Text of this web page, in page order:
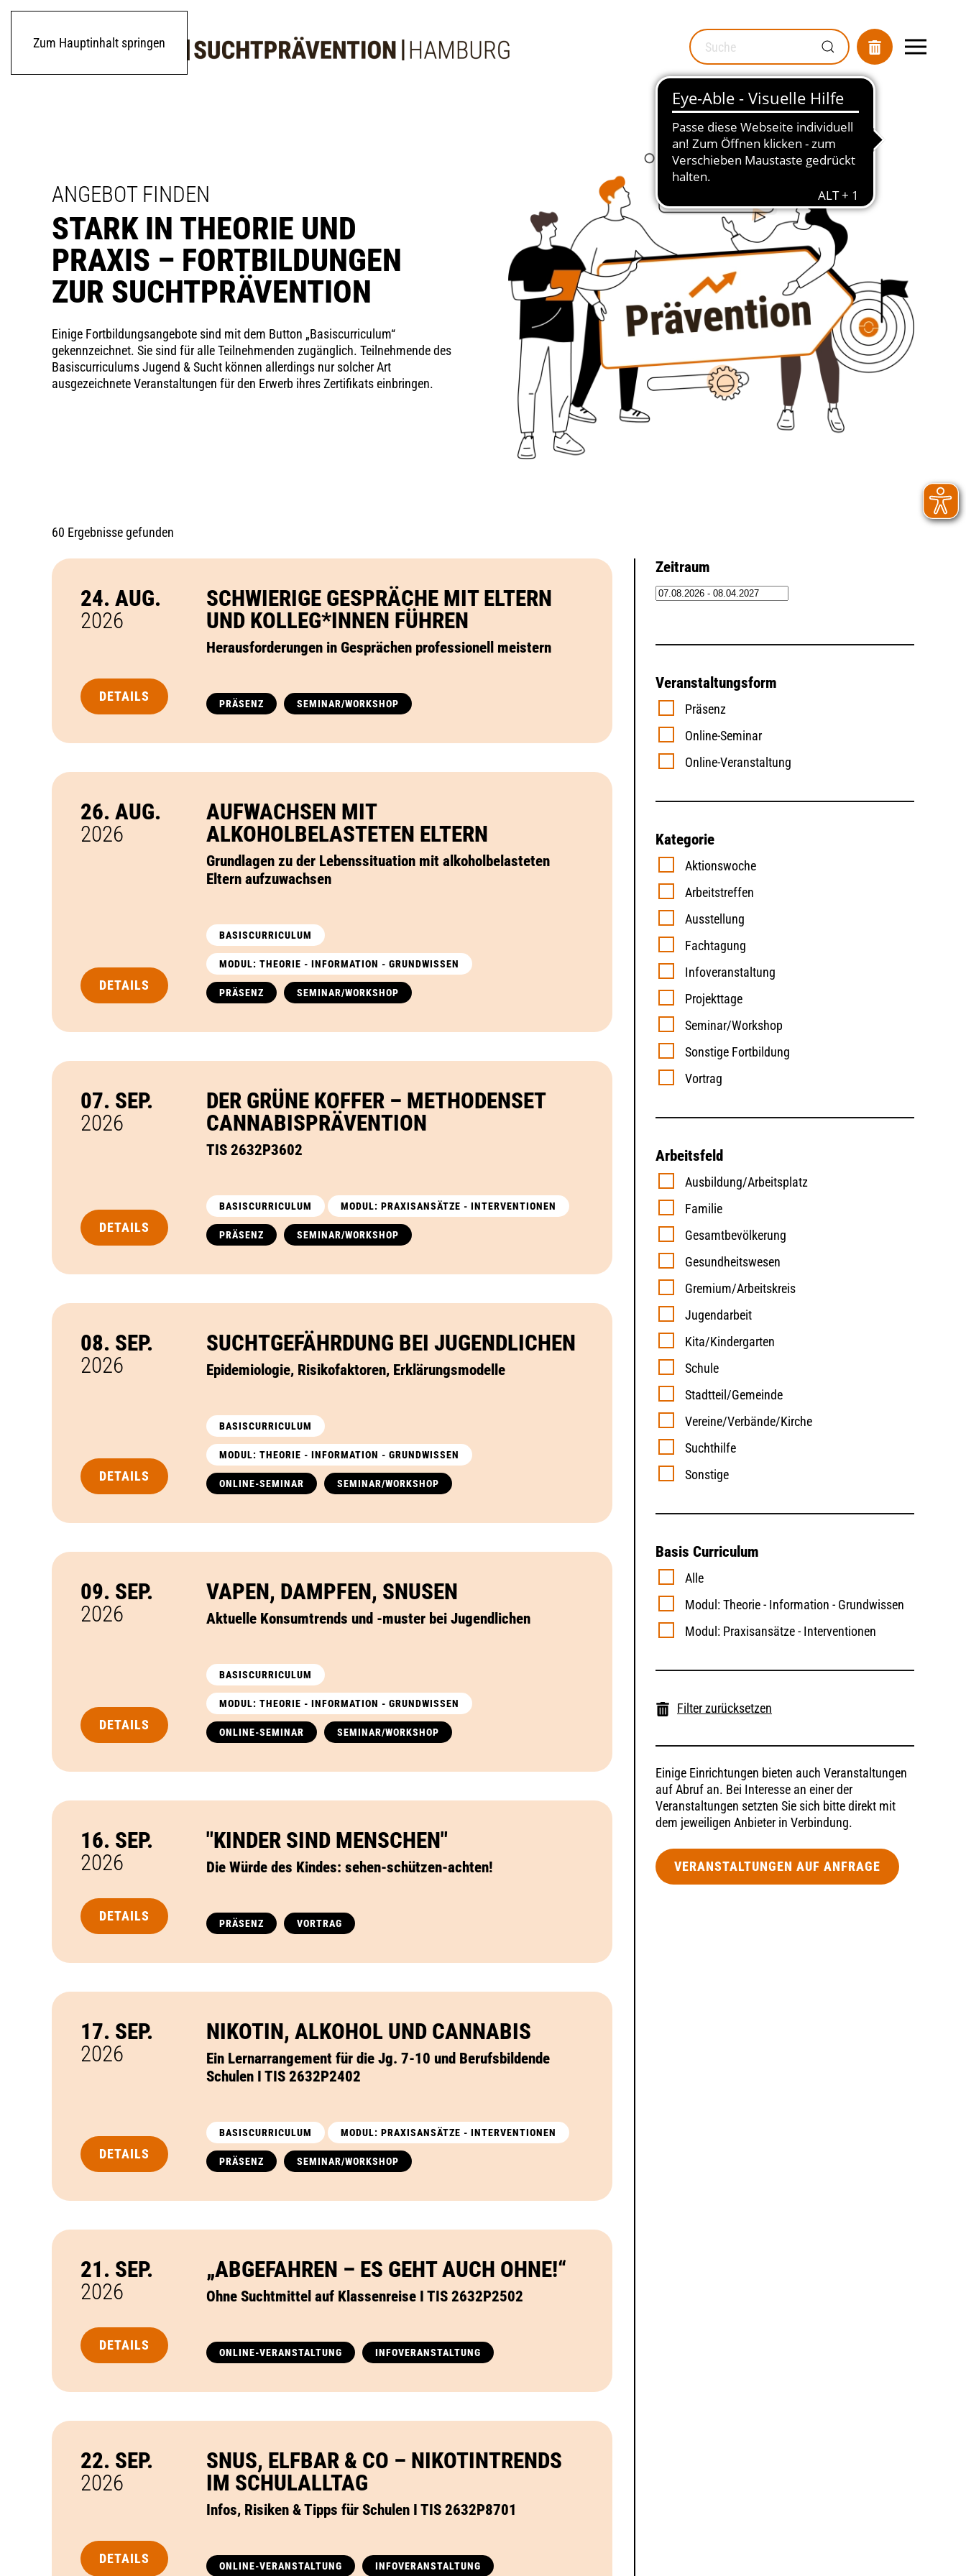
Zum Hauptinhalt springen MOD_GESUNDHEITSWEGWEISER_SEARCH_LABEL
ANGEBOT FINDEN
STARK IN THEORIE UND
PRAXIS – FORTBILDUNGEN
ZUR SUCHT­PRÄVENTION
Einige Fortbildungsangebote sind mit dem Button „Basiscurriculum“
gekennzeichnet. Sie sind für alle Teilnehmenden zugänglich. Teilnehmende des
Basiscurriculums Jugend & Sucht können allerdings nur solcher Art
ausgezeichnete Veranstaltungen für den Erwerb ihres Zertifikats einbringen.
60 Ergebnisse gefunden
24. AUG.
2026
DETAILS
SCHWIERIGE GESPRÄCHE MIT ELTERN
UND KOLLEG*INNEN FÜHREN
Herausforderungen in Gesprächen professionell meistern
PRÄSENZ SEMINAR/WORKSHOP
26. AUG.
2026
DETAILS
AUFWACHSEN MIT
ALKOHOLBELASTETEN ELTERN
Grundlagen zu der Lebenssituation mit alkoholbelasteten
Eltern aufzuwachsen
BASISCURRICULUM
MODUL: THEORIE - INFORMATION - GRUNDWISSEN
PRÄSENZ SEMINAR/WORKSHOP
07. SEP.
2026
DETAILS
DER GRÜNE KOFFER – METHODENSET
CANNABISPRÄVENTION
TIS 2632P3602
BASISCURRICULUM MODUL: PRAXISANSÄTZE - INTERVENTIONEN
PRÄSENZ SEMINAR/WORKSHOP
08. SEP.
2026
DETAILS
SUCHTGEFÄHRDUNG BEI JUGENDLICHEN
Epidemiologie, Risikofaktoren, Erklärungsmodelle
BASISCURRICULUM
MODUL: THEORIE - INFORMATION - GRUNDWISSEN
ONLINE-SEMINAR SEMINAR/WORKSHOP
09. SEP.
2026
DETAILS
VAPEN, DAMPFEN, SNUSEN
Aktuelle Konsumtrends und -muster bei Jugendlichen
BASISCURRICULUM
MODUL: THEORIE - INFORMATION - GRUNDWISSEN
ONLINE-SEMINAR SEMINAR/WORKSHOP
16. SEP.
2026
DETAILS
"KINDER SIND MENSCHEN"
Die Würde des Kindes: sehen-schützen-achten!
PRÄSENZ VORTRAG
17. SEP.
2026
DETAILS
NIKOTIN, ALKOHOL UND CANNABIS
Ein Lernarrangement für die Jg. 7-10 und Berufsbildende
Schulen I TIS 2632P2402
BASISCURRICULUM MODUL: PRAXISANSÄTZE - INTERVENTIONEN
PRÄSENZ SEMINAR/WORKSHOP
21. SEP.
2026
DETAILS
„ABGEFAHREN – ES GEHT AUCH OHNE!“
Ohne Suchtmittel auf Klassenreise I TIS 2632P2502
ONLINE-VERANSTALTUNG INFOVERANSTALTUNG
22. SEP.
2026
DETAILS
SNUS, ELFBAR & CO – NIKOTINTRENDS
IM SCHULALLTAG
Infos, Risiken & Tipps für Schulen I TIS 2632P8701
ONLINE-VERANSTALTUNG INFOVERANSTALTUNG
Zeitraum
Veranstaltungsform
Präsenz
Online-Seminar
Online-Veranstaltung
Kategorie
Aktionswoche
Arbeitstreffen
Ausstellung
Fachtagung
Infoveranstaltung
Projekttage
Seminar/Workshop
Sonstige Fortbildung
Vortrag
Arbeitsfeld
Ausbildung/Arbeitsplatz
Familie
Gesamtbevölkerung
Gesundheitswesen
Gremium/Arbeitskreis
Jugendarbeit
Kita/Kindergarten
Schule
Stadtteil/Gemeinde
Vereine/Verbände/Kirche
Suchthilfe
Sonstige
Basis Curriculum
Alle
Modul: Theorie - Information - Grundwissen
Modul: Praxisansätze - Interventionen
Filter zurücksetzen
Einige Einrichtungen bieten auch Veranstaltungen
auf Abruf an. Bei Interesse an einer der
Veranstaltungen setzten Sie sich bitte direkt mit
dem jeweiligen Anbieter in Verbindung.
VERANSTALTUNGEN AUF ANFRAGE